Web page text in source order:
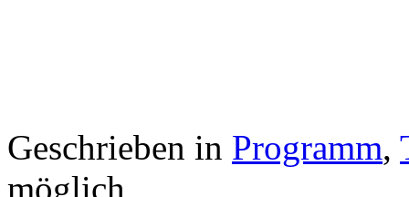
Geschrieben in Programm,
möglich